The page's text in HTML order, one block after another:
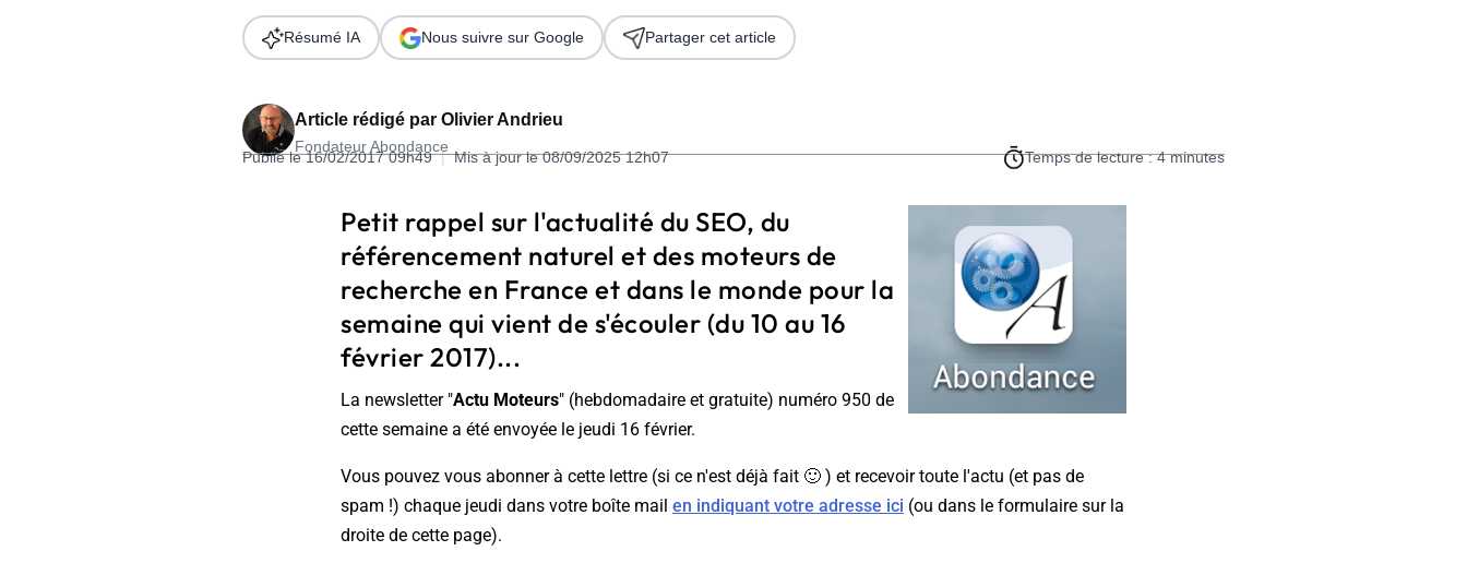
Télécharger l'Ebook
Formation SEO & GEO - Edition 2026
244.30€ HT au lieu de 349€ pendant 1 mois !
Article rédigé par Olivier Andrieu
Fondateur Abondance
Publié le 16/02/2017 09h49 | Mis à jour le 08/09/2025 12h07 Temps de lecture : 4 minutes
Résumé IA Nous suivre sur Google Partager cet article
Petit rappel sur l'actualité du SEO, du
référencement naturel et des moteurs de
recherche en France et dans le monde pour la
semaine qui vient de s'écouler (du 10 au 16
février 2017)...
La newsletter "Actu Moteurs" (hebdomadaire et gratuite) numéro 950 de
cette semaine a été envoyée le jeudi 16 février.
Vous pouvez vous abonner à cette lettre (si ce n'est déjà fait 🙂 ) et recevoir toute l'actu (et pas de
spam !) chaque jeudi dans votre boîte mail en indiquant votre adresse ici (ou dans le formulaire sur la
droite de cette page).